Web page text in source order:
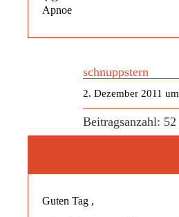
Apnoe
schnuppstern
2. Dezember 2011
Beitragsanzahl: 52
Guten Tag ,